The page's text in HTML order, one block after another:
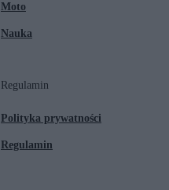
Moto
Nauka
Regulamin
Polityka prywatności
Regulamin